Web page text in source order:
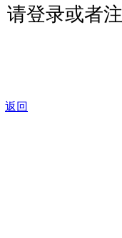
请登录或者
返回